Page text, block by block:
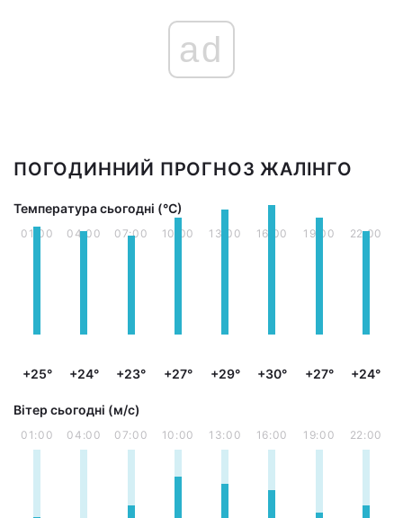
ad
ПОГОДИННИЙ ПРОГНОЗ ЖАЛІНГО
Температура сьогодні (°С)
01:00
+25°
04:00
+24°
07:00
+23°
10:00
+27°
13:00
+29°
16:00
+30°
19:00
+27°
22:00
+24°
Вітер сьогодні (м/с)
01:00 04:00 07:00 10:00 13:00 16:00 19:00 22:00